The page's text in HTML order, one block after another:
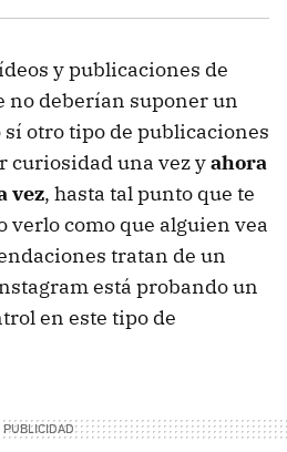
y publicaciones de
no deberían suponer un
otro tipo de publicaciones
curiosidad una vez yahora
vez, hasta tal punto que te
verlo como que alguien vea
tratan de un
está probando un
en este tipo de